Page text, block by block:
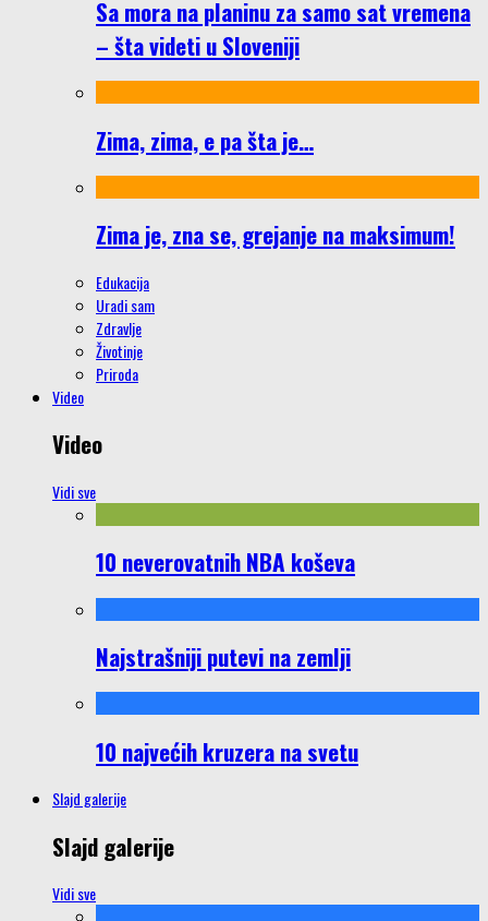
Sa mora na planinu za samo sat vremena
– šta videti u Sloveniji
Zima, zima, e pa šta je…
Zima je, zna se, grejanje na maksimum!
Edukacija
Uradi sam
Zdravlje
Životinje
Priroda
Video
Video
Vidi sve
10 neverovatnih NBA koševa
Najstrašniji putevi na zemlji
10 najvećih kruzera na svetu
Slajd galerije
Slajd galerije
Vidi sve